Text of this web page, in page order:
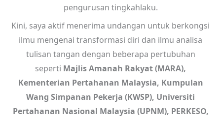
pengurusan tingkahlaku.
Kini, saya aktif menerima undangan untuk berkongsi
ilmu mengenai transformasi diri dan ilmu analisa
tulisan tangan dengan beberapa pertubuhan
seperti Majlis Amanah Rakyat (MARA),
Kementerian Pertahanan Malaysia, Kumpulan
Wang Simpanan Pekerja (KWSP), Universiti
Pertahanan Nasional Malaysia (UPNM), PERKESO,